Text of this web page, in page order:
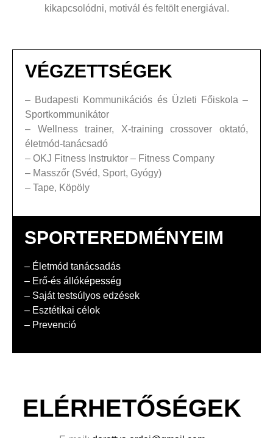
kikapcsolódni, motivál és feltölt energiával.
VÉGZETTSÉGEK
– Budapesti Kommunikációs és Üzleti Főiskola –
Sportkommunikátor
– Wellness trainer, X-training crossover oktató,
életmód-tanácsadó
– OKJ Fitness Instruktor – Fitness Company
– Masszőr (Svéd, Sport, Gyógy)
– Tape, Köpöly
SPORTEREDMÉNYEIM
– Életmód tanácsadás
– Erő-és állóképesség
– Saját testsúlyos edzések
– Esztétikai célok
– Prevenció
ELÉRHETŐSÉGEK